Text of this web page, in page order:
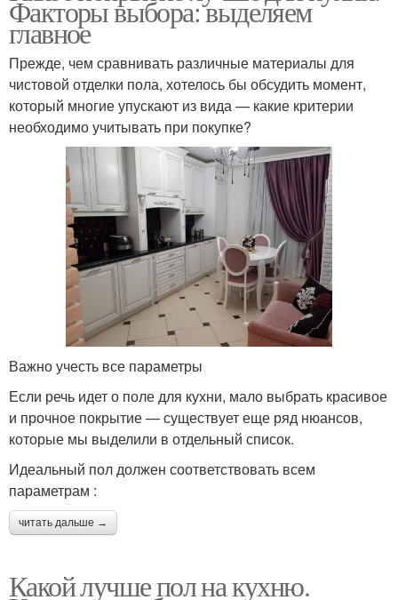
Факторы выбора: выделяем
главное
Прежде, чем сравнивать различные материалы для
чистовой отделки пола, хотелось бы обсудить момент,
который многие упускают из вида — какие критерии
необходимо учитывать при покупке?
Важно учесть все параметры
Если речь идет о поле для кухни, мало выбрать красивое
и прочное покрытие — существует еще ряд нюансов,
которые мы выделили в отдельный список.
Идеальный пол должен соответствовать всем
параметрам :
читать дальше →
Какой лучше пол на кухню.